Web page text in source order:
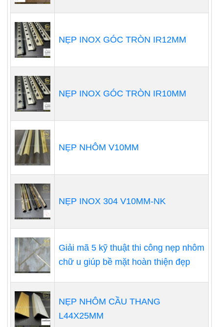
NẸP INOX GÓC TRÒN IR12MM
NẸP INOX GÓC TRÒN IR10MM
NẸP NHÔM V10MM
NẸP INOX 304 V10MM-NK
Giải mã 5 kỹ thuật thi công nẹp nhôm
chữ u giúp bề mặt hoàn thiện đẹp
NẸP NHÔM CẦU THANG
L44X25MM